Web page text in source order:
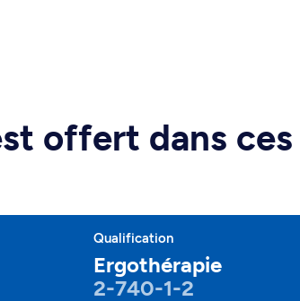
offert dans
Qualification
Ergothérapie
2-740-1-2